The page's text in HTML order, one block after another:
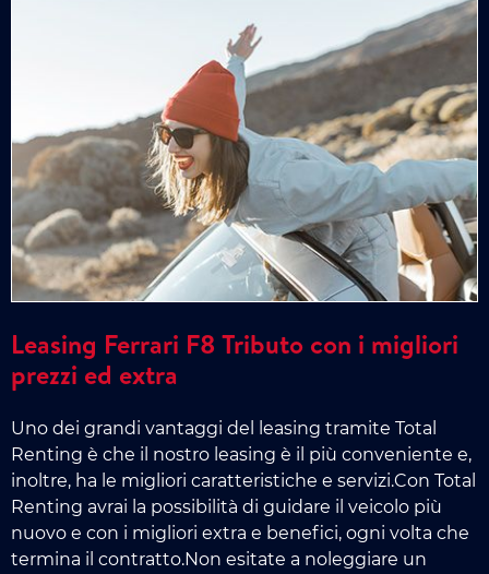
Leasing Ferrari F8 Tributo con i migliori
prezzi ed extra
Uno dei grandi vantaggi del leasing tramite Total
Renting è che il nostro leasing è il più conveniente e,
inoltre, ha le migliori caratteristiche e servizi.Con Total
Renting avrai la possibilità di guidare il veicolo più
nuovo e con i migliori extra e benefici, ogni volta che
termina il contratto.Non esitate a noleggiare un